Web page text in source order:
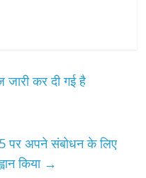
जारी कर दी गई है
पर अपने संबोधन के लिए
किया →